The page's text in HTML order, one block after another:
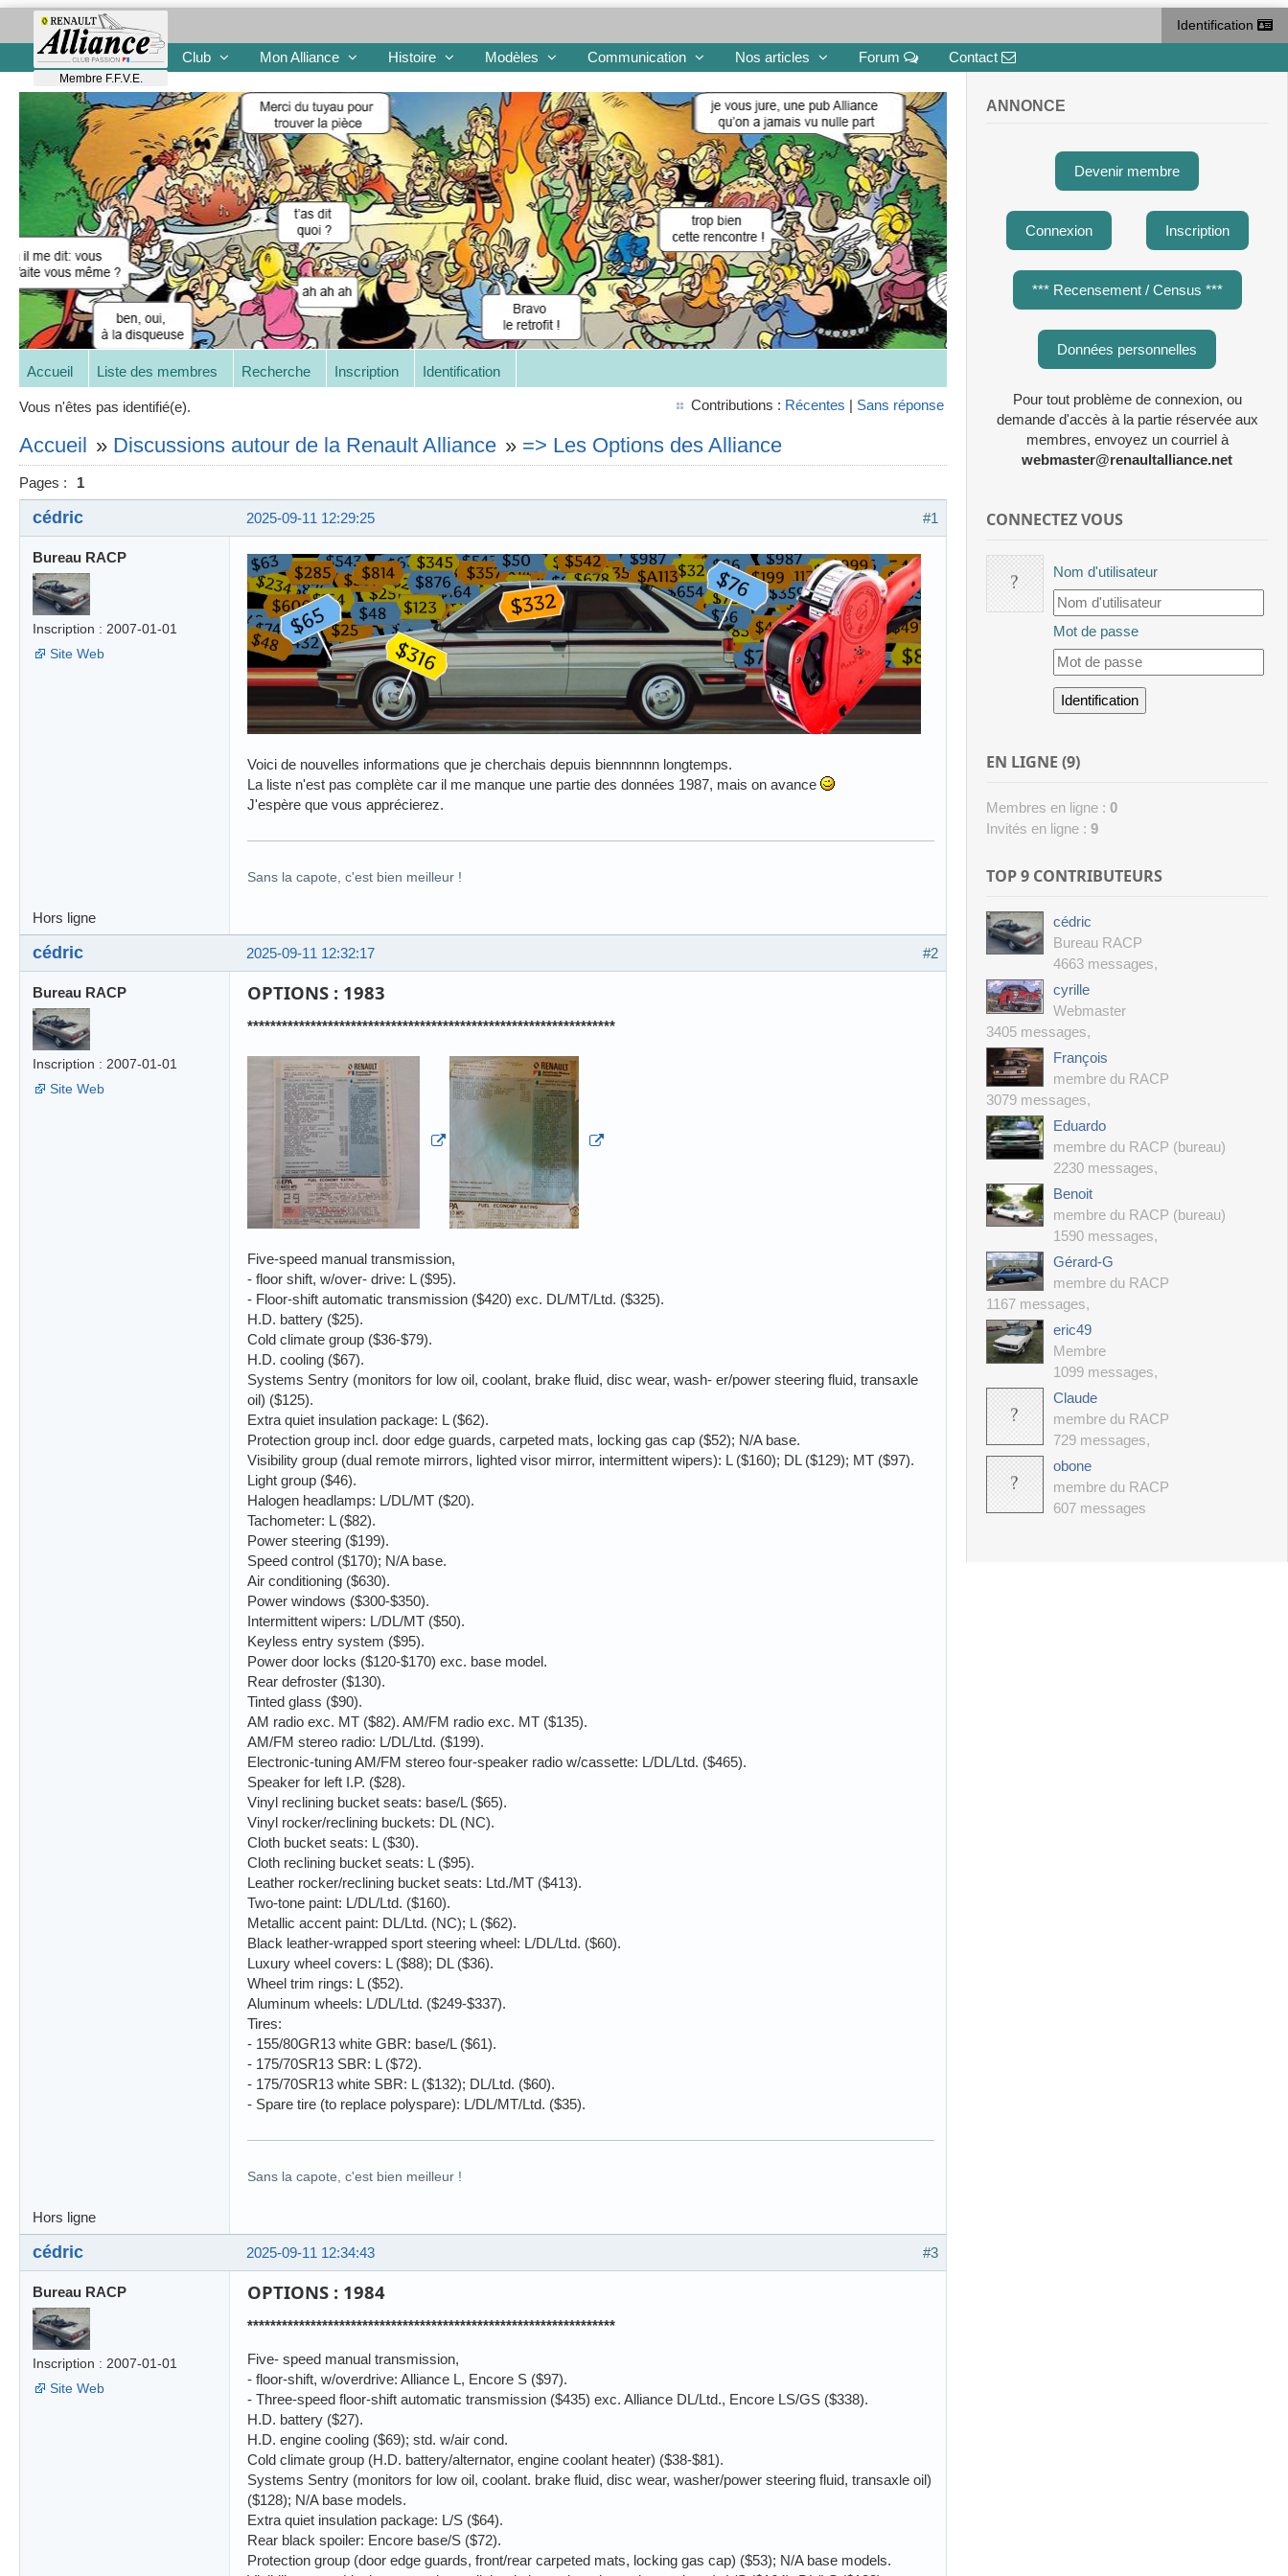
Membre F.F.V.E.
Identification
Club Mon Alliance Histoire Modèles Communication Nos articles Forum Contact
Accueil Liste des membres Recherche Inscription Identification
Vous n'êtes pas identifié(e). Contributions : Récentes | Sans réponse
Accueil » Discussions autour de la Renault Alliance » => Les Options des Alliance
Pages : 1
#1
2025-09-11 12:29:25
cédric
Bureau RACP
Inscription : 2007-01-01
Site Web
Voici de nouvelles informations que je cherchais depuis biennnnnn longtemps.
La liste n'est pas complète car il me manque une partie des données 1987, mais on avance
J'espère que vous apprécierez.
Sans la capote, c'est bien meilleur !
Hors ligne
#2
2025-09-11 12:32:17
cédric
Bureau RACP
Inscription : 2007-01-01
Site Web
OPTIONS : 1983
****************************************************************
Five-speed manual transmission,
- floor shift, w/over- drive: L ($95).
- Floor-shift automatic transmission ($420) exc. DL/MT/Ltd. ($325).
H.D. battery ($25).
Cold climate group ($36-$79).
H.D. cooling ($67).
Systems Sentry (monitors for low oil, coolant, brake fluid, disc wear, wash- er/power steering fluid, transaxle
oil) ($125).
Extra quiet insulation package: L ($62).
Protection group incl. door edge guards, carpeted mats, locking gas cap ($52); N/A base.
Visibility group (dual remote mirrors, lighted visor mirror, intermittent wipers): L ($160); DL ($129); MT ($97).
Light group ($46).
Halogen headlamps: L/DL/MT ($20).
Tachometer: L ($82).
Power steering ($199).
Speed control ($170); N/A base.
Air conditioning ($630).
Power windows ($300-$350).
Intermittent wipers: L/DL/MT ($50).
Keyless entry system ($95).
Power door locks ($120-$170) exc. base model.
Rear defroster ($130).
Tinted glass ($90).
AM radio exc. MT ($82). AM/FM radio exc. MT ($135).
AM/FM stereo radio: L/DL/Ltd. ($199).
Electronic-tuning AM/FM stereo four-speaker radio w/cassette: L/DL/Ltd. ($465).
Speaker for left I.P. ($28).
Vinyl reclining bucket seats: base/L ($65).
Vinyl rocker/reclining buckets: DL (NC).
Cloth bucket seats: L ($30).
Cloth reclining bucket seats: L ($95).
Leather rocker/reclining bucket seats: Ltd./MT ($413).
Two-tone paint: L/DL/Ltd. ($160).
Metallic accent paint: DL/Ltd. (NC); L ($62).
Black leather-wrapped sport steering wheel: L/DL/Ltd. ($60).
Luxury wheel covers: L ($88); DL ($36).
Wheel trim rings: L ($52).
Aluminum wheels: L/DL/Ltd. ($249-$337).
Tires:
- 155/80GR13 white GBR: base/L ($61).
- 175/70SR13 SBR: L ($72).
- 175/70SR13 white SBR: L ($132); DL/Ltd. ($60).
- Spare tire (to replace polyspare): L/DL/MT/Ltd. ($35).
Sans la capote, c'est bien meilleur !
Hors ligne
#3
2025-09-11 12:34:43
cédric
Bureau RACP
Inscription : 2007-01-01
Site Web
OPTIONS : 1984
****************************************************************
Five- speed manual transmission,
- floor-shift, w/overdrive: Alliance L, Encore S ($97).
- Three-speed floor-shift automatic transmission ($435) exc. Alliance DL/Ltd., Encore LS/GS ($338).
H.D. battery ($27).
H.D. engine cooling ($69); std. w/air cond.
Cold climate group (H.D. battery/alternator, engine coolant heater) ($38-$81).
Systems Sentry (monitors for low oil, coolant. brake fluid, disc wear, washer/power steering fluid, transaxle oil)
($128); N/A base models.
Extra quiet insulation package: L/S ($64).
Rear black spoiler: Encore base/S ($72).
Protection group (door edge guards, front/rear carpeted mats, locking gas cap) ($53); N/A base models.
ANNONCE
Devenir membre
Connexion Inscription
*** Recensement / Census ***
Données personnelles
Pour tout problème de connexion, ou
demande d'accès à la partie réservée aux
membres, envoyez un courriel à
webmaster@renaultalliance.net
CONNECTEZ VOUS
Nom d'utilisateur
Mot de passe
EN LIGNE (9)
Membres en ligne : 0
Invités en ligne : 9
TOP 9 CONTRIBUTEURS
cédric
Bureau RACP
4663 messages,
cyrille
Webmaster
3405 messages,
François
membre du RACP
3079 messages,
Eduardo
membre du RACP (bureau)
2230 messages,
Benoit
membre du RACP (bureau)
1590 messages,
Gérard-G
membre du RACP
1167 messages,
eric49
Membre
1099 messages,
Claude
membre du RACP
729 messages,
obone
membre du RACP
607 messages